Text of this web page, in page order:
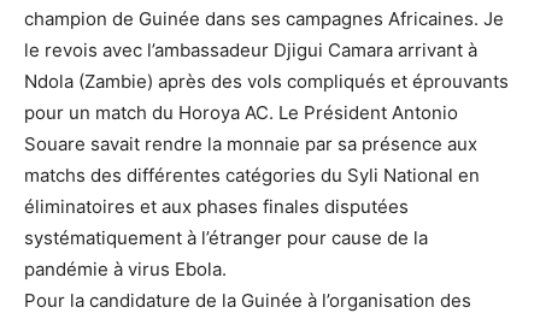
champion de Guinée dans ses campagnes Africaines. Je
le revois avec l’ambassadeur Djigui Camara arrivant à
Ndola (Zambie) après des vols compliqués et éprouvants
pour un match du Horoya AC. Le Président Antonio
Souare savait rendre la monnaie par sa présence aux
matchs des différentes catégories du Syli National en
éliminatoires et aux phases finales disputées
systématiquement à l’étranger pour cause de la
pandémie à virus Ebola.
Pour la candidature de la Guinée à l’organisation des